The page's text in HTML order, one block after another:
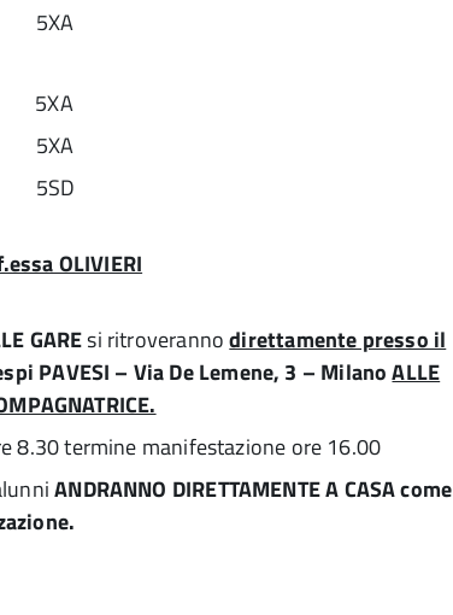
5XA
5XA
5XA
5SD
OLIVIERI
GAREsi ritroverannodirettamente presso il
PAVESI – Via De Lemene, 3 – MilanoALLE
8.30 termine manifestazione ore 16.00
ANDRANNO DIRETTAMENTE A CASA come